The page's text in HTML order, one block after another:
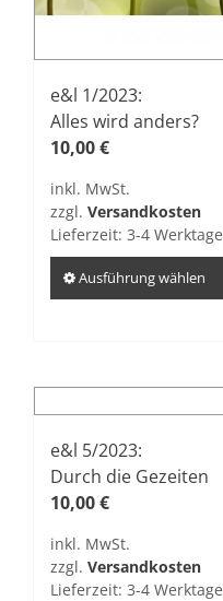
e&l 1/2023:
Alles wird anders?
10,00€
inkl. MwSt.
zzgl. Versandkosten
Lieferzeit: 3-4 Werktage
Ausführung wählen
mehrere
Varianten
auf.
Die
Optionen
auf
der
e&l 5/2023:
Durch die Gezeiten
10,00€
inkl. MwSt.
zzgl. Versandkosten
Lieferzeit: 3-4 Werktage